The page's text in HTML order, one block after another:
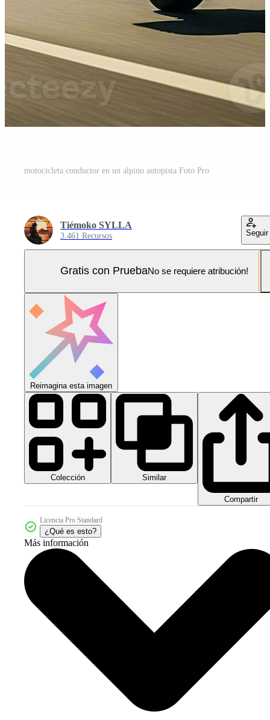
motocicleta conductor en un alpino autopista Foto Pro
Tiémoko SYLLA
3.461 Recursos Seguir
Gratis con PruebaNo se requiere atribución!
Reimagina esta imagen
Colección Similar
Compartir
Licencia Pro Standard
¿Qué es esto?
Más información